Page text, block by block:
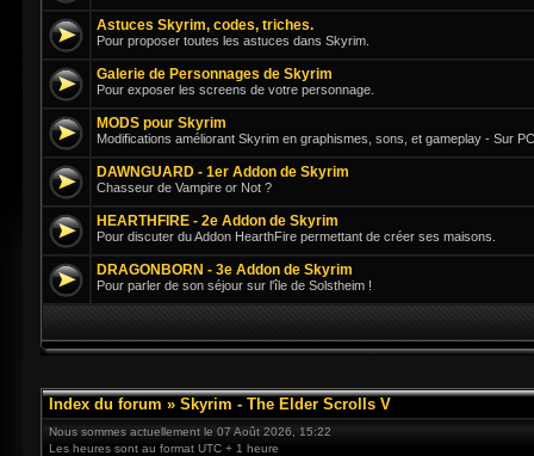
Astuces Skyrim, codes, triches.
Pour proposer toutes les astuces dans Skyrim.
Galerie de Personnages de Skyrim
Pour exposer les screens de votre personnage.
MODS pour Skyrim
Modifications améliorant Skyrim en graphismes, sons, et gameplay - Sur
DAWNGUARD - 1er Addon de Skyrim
Chasseur de Vampire or Not ?
HEARTHFIRE - 2e Addon de Skyrim
Pour discuter du Addon HearthFire permettant de créer ses maisons.
DRAGONBORN - 3e Addon de Skyrim
Pour parler de son séjour sur l'île de Solstheim !
Index du forum » Skyrim - The Elder Scrolls V
Nous sommes actuellement le 07 Août 2026, 15:22
Les heures sont au format UTC + 1 heure